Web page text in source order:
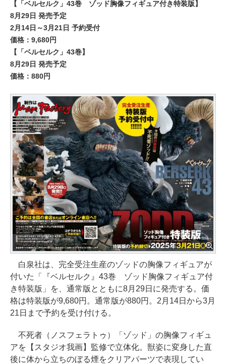
【「ベルセルク」43巻 ゾッド胸像フィギュア付き特装版】
8月29日 発売予定
2月14日～3月21日 予約受付
価格：9,680円
【「ベルセルク」43巻】
8月29日 発売予定
価格：880円
白泉社は、完全受注生産のゾッドの胸像フィギュアが
付いた「『ベルセルク』43巻 ゾッド胸像フィギュア付
き特装版」を、通常版とともに8月29日に発売する。価
格は特装版が9,680円。通常版が880円。2月14日から3月
21日まで予約を受け付ける。
不死者（ノスフェラトゥ）「ゾッド」の胸像フィギュ
アを【スタジオ我画】監修で立体化。獣姿に変身した直
後に体から立ちのぼる煙をクリアパーツで表現してい